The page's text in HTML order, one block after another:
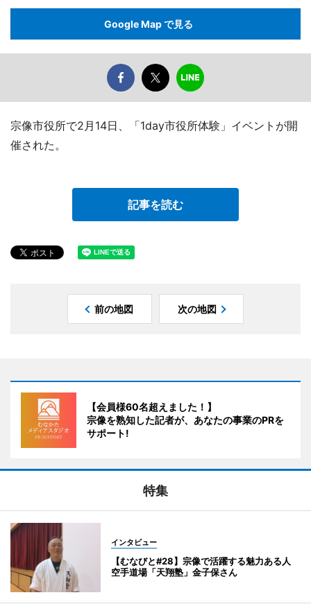
Google Map で見る
宗像市役所で2月14日、「1day市役所体験」イベントが開
催された。
記事を読む
前の地図 次の地図
【会員様60名超えました！】
宗像を熟知した記者が、あなたの事業のPRを
サポート!
特集
インタビュー
【むなびと#28】宗像で活躍する魅力ある人
空手道場「天翔塾」金子保さん